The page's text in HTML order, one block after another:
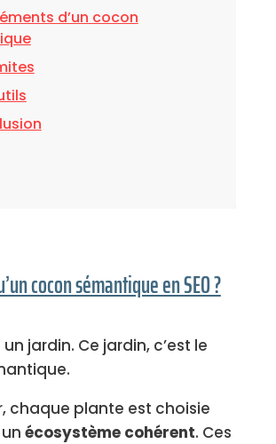
d’un cocon
cocon sémantique en SEO ?
jardin. Ce jardin, c’est le
chaque plante est choisie
écosystème cohérent. Ces